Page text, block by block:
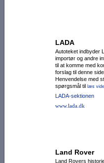
LADA
Autoteket indbyder
importør og andre
til at komme med
forslag til denne
Henvendelse med
spørgsmål til læs
LADA-sektionen
www.lada.dk
Land Rover
Land Rovers